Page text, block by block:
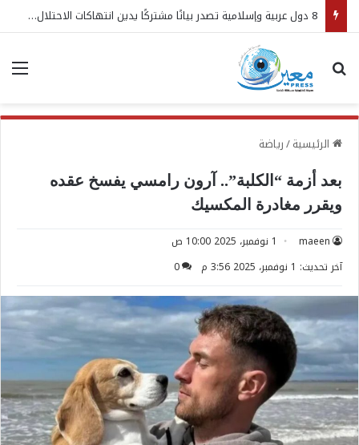
8 دول عربية وإسلامية تصدر بيانًا مشتركًا يدين انتهاكات الاحتلال الإسرائيلي في غزة ويطالب بتحرك دولي عاجل
بحث عن
الرئيسية/رياضة
بعد أزمة “الكلبة”.. آرون رامسي يفسخ عقده
ويقرر مغادرة المكسيك
maeen
1 نوفمبر، 2025 10:00 ص
آخر تحديث: 1 نوفمبر، 2025 3:56 م
0